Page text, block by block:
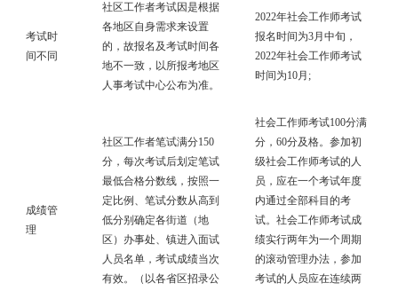
考试时
间不同
社区工作者考试因是根据
各地区自身需求来设置
的，故报名及考试时间各
地不一致，以所报考地区
人事考试中心公布为准。
2022年社会工作师考试
报名时间为3月中旬，
2022年社会工作师考试
时间为10月;
成绩管
理
社区工作者笔试满分150
分，每次考试后划定笔试
最低合格分数线，按照一
定比例、笔试分数从高到
低分别确定各街道（地
区）办事处、镇进入面试
人员名单，考试成绩当次
有效。（以各省区招录公
社会工作师考试100分满
分，60分及格。参加初
级社会工作师考试的人
员，应在一个考试年度
内通过全部科目的考
试。社会工作师考试成
绩实行两年为一个周期
的滚动管理办法，参加
考试的人员应在连续两